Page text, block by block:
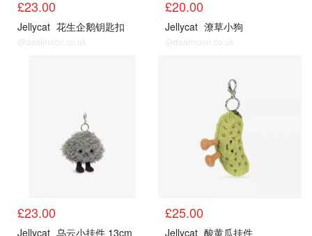
£23.00
Jellycat 花生企鹅钥匙扣
@dealmoon.co.uk
£20.00
Jellycat 潦草小狗
@dealmoon.co.uk
£23.00
Jellycat 乌云小挂件 13cm
£25.00
Jellycat 酸黄瓜挂件